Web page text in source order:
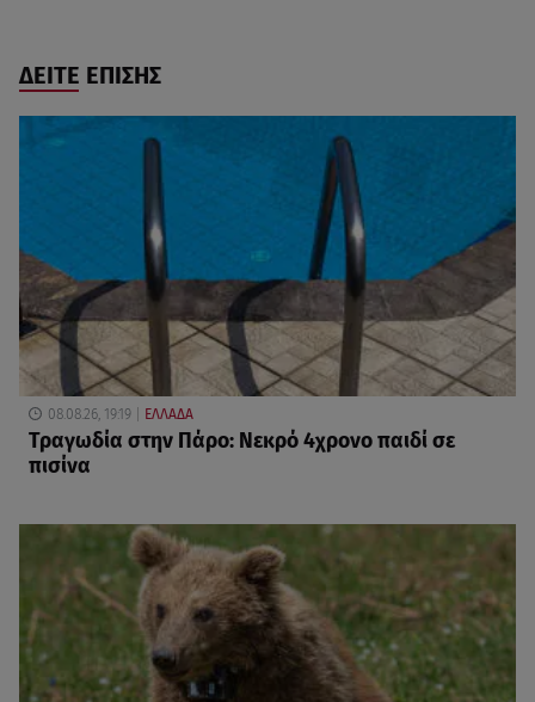
ΔΕΙΤΕ ΕΠΙΣΗΣ
08.08.26, 19:19 ΕΛΛΑΔΑ
Τραγωδία στην Πάρο: Νεκρό 4χρονο παιδί σε
πισίνα